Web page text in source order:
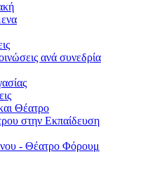
ανά συνεδρία
Θέατρο
στην Εκπαίδευση
- Θέατρο Φόρουμ